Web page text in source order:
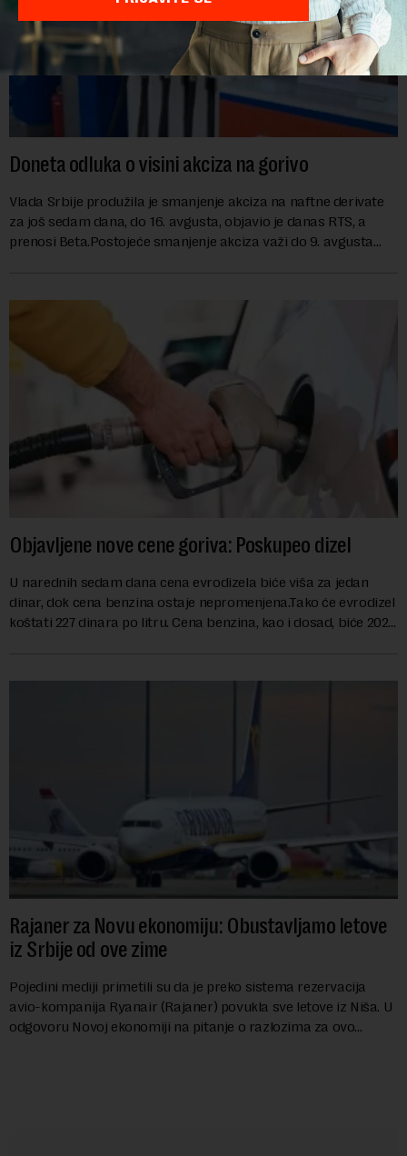
Doneta odluka o visini akciza na gorivo
Vlada Srbije produžila je smanjenje akciza na naftne derivate
za još sedam dana, do 16. avgusta, objavio je danas RTS, a
prenosi Beta.Postojeće smanjenje akciza važi do 9. avgusta
Objavljene nove cene goriva: Poskupeo dizel
U narednih sedam dana cena evrodizela biće viša za jedan
dinar, dok cena benzina ostaje nepromenjena.Tako će evrodizel
koštati 227 dinara po litru. Cena benzina, kao i dosad, biće 202
Rajaner za Novu ekonomiju: Obustavljamo letove
iz Srbije od ove zime
Pojedini mediji primetili su da je preko sistema rezervacija
avio-kompanija Ryanair (Rajaner) povukla sve letove iz Niša. U
odgovoru Novoj ekonomiji na pitanje o razlozima za ovo